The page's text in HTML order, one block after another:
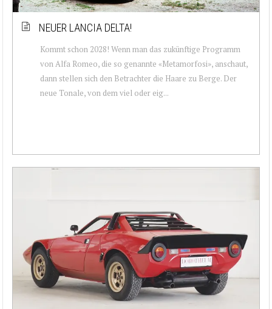
NEUER LANCIA DELTA!
Kommt schon 2028! Wenn man das zukünftige Programm
von Alfa Romeo, die so genannte «Metamorfosi», anschaut,
dann stellen sich den Betrachter die Haare zu Berge. Der
neue Tonale, von dem viel oder eig...